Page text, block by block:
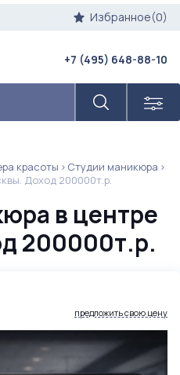
Избранное(0)
+7 (495) 648-88-10
красоты
Студии маникюра
Доход 200000т.р.
в центре
200000т.р.
предложить свою цену